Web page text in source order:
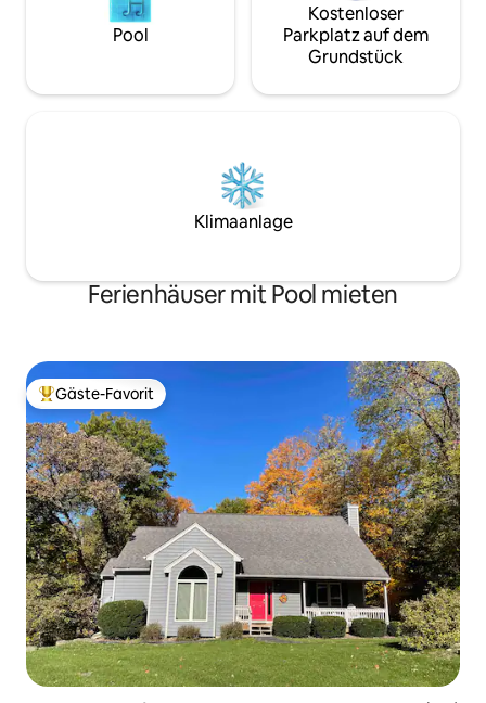
Pool
Kostenloser
Parkplatz auf dem
Grundstück
Klimaanlage
Ferienhäuser mit Pool mieten
Beliebter Gäste-Favorit.
Gäste-Favorit